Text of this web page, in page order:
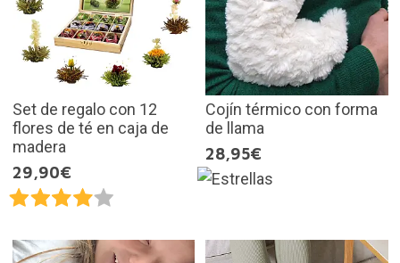
Set de regalo con 12
flores de té en caja de
madera
29,90€
Cojín térmico con forma
de llama
28,95€